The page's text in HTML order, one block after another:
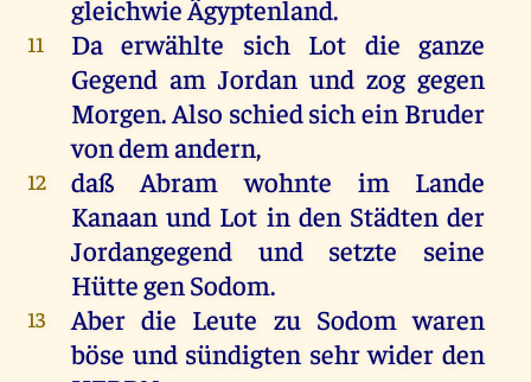
gleichwieÄgyptenland.
11 Daerwählte sich Lot die ganze
Gegendam Jordan und zog gegen
Morgen. Also schiedsichein Bruder
von demandern,
12 daßAbram wohnte im Lande
Kanaanund Lot in den Städtender
Jordangegendund setzte seine
HüttegenSodom.
13 Aber die Leute zu Sodom waren
böse und sündigten sehrwider den